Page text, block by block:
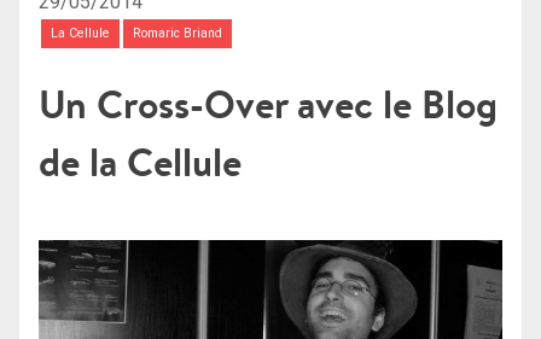
La Cellule Romaric Briand
Un Cross-Over avec le Blog
de la Cellule